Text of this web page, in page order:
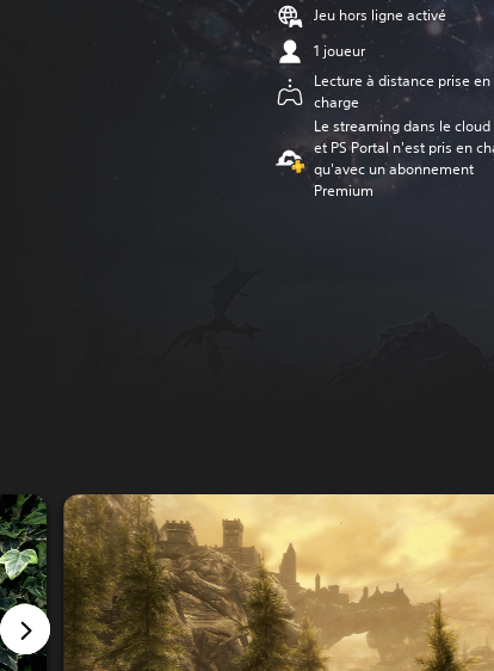
Jeu hors ligne activé
1 joueur
Lecture à distance prise en
charge
Le streaming dans le cloud
et PS Portal n'est pris en
qu'avec un abonnement
Premium